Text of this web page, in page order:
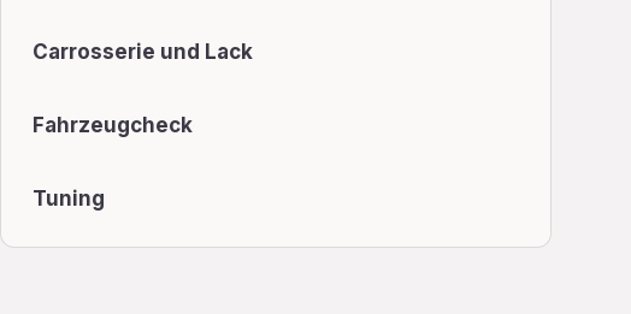
Carrosserie und Lack
Fahrzeugcheck
Tuning